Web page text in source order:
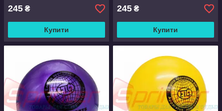
245 ₴
Купити
245 ₴
Купити